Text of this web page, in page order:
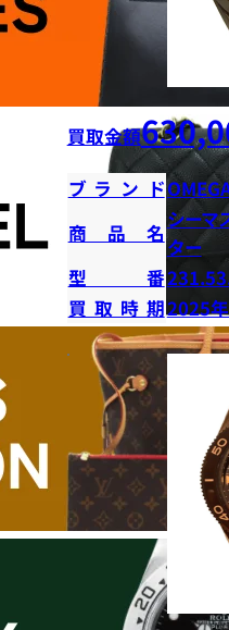
買取金額
ブランド
商品名
シーマ
ター
型番
買取時期2025